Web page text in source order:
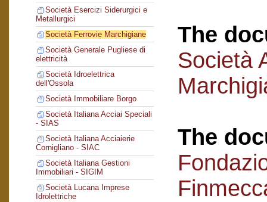
Società Esercizi Siderurgici e
Metallurgici
Società Ferrovie Marchigiane
Società Generale Pugliese di
elettricità
Società Idroelettrica
dell'Ossola
Società Immobiliare Borgo
Società Italiana Acciai Speciali
- SIAS
Società Italiana Acciaierie
Cornigliano - SIAC
Società Italiana Gestioni
Immobiliari - SIGIM
Società Lucana Imprese
Idrolettriche
The
Società
The